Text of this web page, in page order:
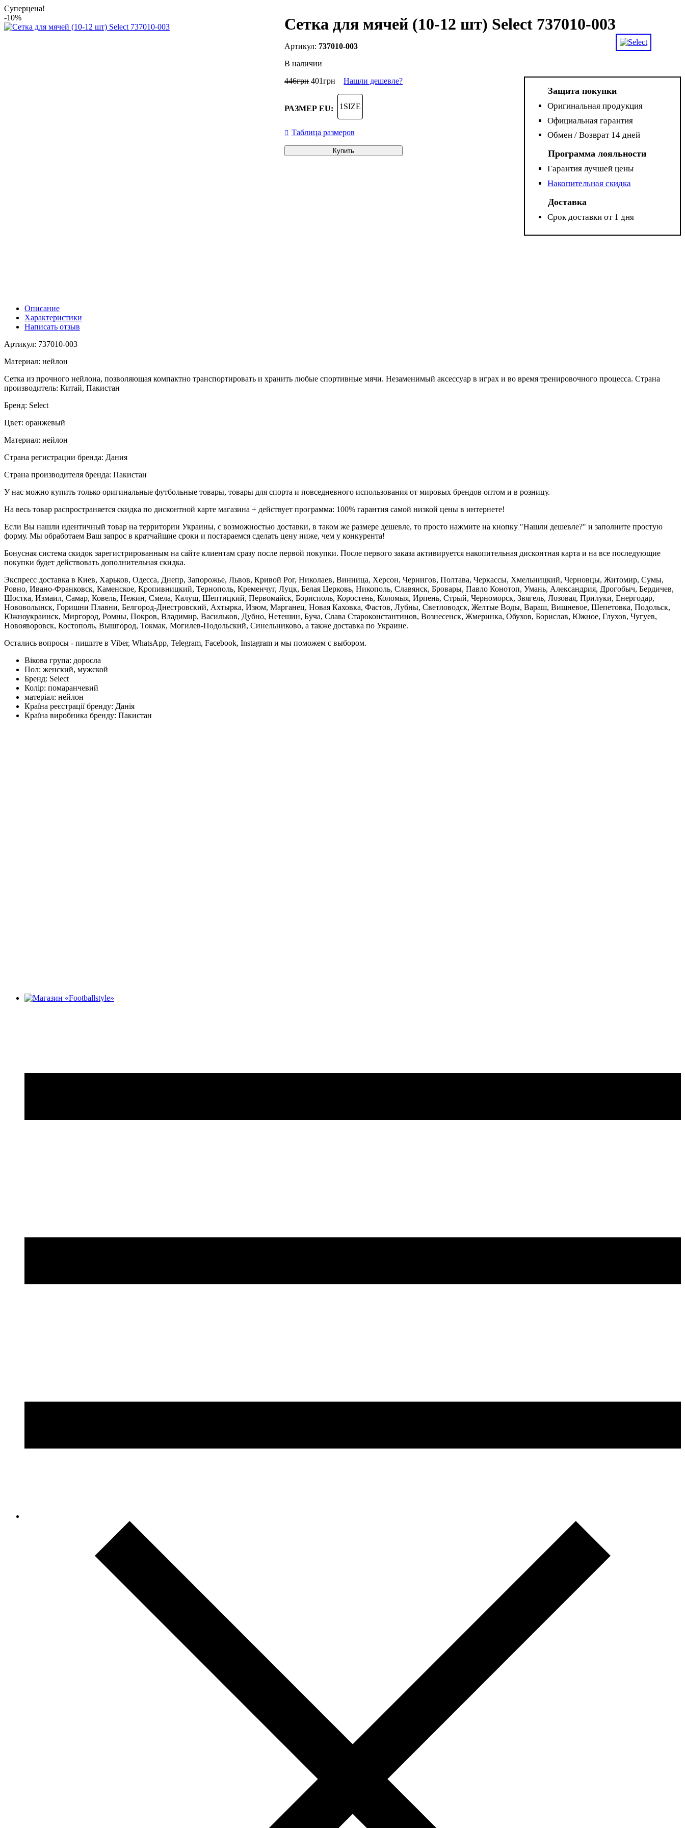
Суперцена!
-10%
Сетка для мячей (10-12 шт) Select 737010-003
737010-003
В наличии
446грн 401грн Нашли дешевле?
РАЗМЕР EU: 1SIZE
Таблица размеров
Купить
Защита покупки
Оригинальная продукция
Официальная гарантия
Обмен / Возврат 14 дней
Программа лояльности
Гарантия лучшей цены
Накопительная скидка
Доставка
Срок доставки от 1 дня
Описание
Характеристики
Написать отзыв
Артикул: 737010-003
Материал: нейлон
Сетка из прочного нейлона, позволяющая компактно транспортировать и хранить любые спортивные мячи. Незаменимый аксессуар в играх и во время тренировочного процесса. Страна
производитель: Китай, Пакистан
Бренд: Select
Цвет: оранжевый
Материал: нейлон
Страна регистрации бренда: Дания
Страна производителя бренда: Пакистан
У нас можно купить только оригинальные футбольные товары, товары для спорта и повседневного использования от мировых брендов оптом и в розницу.
На весь товар распространяется скидка по дисконтной карте магазина + действует программа: 100% гарантия самой низкой цены в интернете!
Если Вы нашли идентичный товар на территории Украины, с возможностью доставки, в таком же размере дешевле, то просто нажмите на кнопку "Нашли дешевле?" и заполните простую
форму. Мы обработаем Ваш запрос в кратчайшие сроки и постараемся сделать цену ниже, чем у конкурента!
Бонусная система скидок зарегистрированным на сайте клиентам сразу после первой покупки. После первого заказа активируется накопительная дисконтная карта и на все последующие
покупки будет действовать дополнительная скидка.
Экспресс доставка в Киев, Харьков, Одесса, Днепр, Запорожье, Львов, Кривой Рог, Николаев, Винница, Херсон, Чернигов, Полтава, Черкассы, Хмельницкий, Черновцы, Житомир, Сумы,
Ровно, Ивано-Франковск, Каменское, Кропивницкий, Тернополь, Кременчуг, Луцк, Белая Церковь, Никополь, Славянск, Бровары, Павло Конотоп, Умань, Александрия, Дрогобыч, Бердичев,
Шостка, Измаил, Самар, Ковель, Нежин, Смела, Калуш, Шептицкий, Первомайск, Борисполь, Коростень, Коломыя, Ирпень, Стрый, Черноморск, Звягель, Лозовая, Прилуки, Енергодар,
Нововолынск, Горишни Плавни, Белгород-Днестровский, Ахтырка, Изюм, Марганец, Новая Каховка, Фастов, Лубны, Светловодск, Желтые Воды, Вараш, Вишневое, Шепетовка, Подольск,
Южноукраинск, Миргород, Ромны, Покров, Владимир, Васильков, Дубно, Нетешин, Буча, Слава Староконстантинов, Вознесенск, Жмеринка, Обухов, Борислав, Южное, Глухов, Чугуев,
Новояворовск, Костополь, Вышгород, Токмак, Могилев-Подольский, Синельниково, а также доставка по Украине.
Остались вопросы - пишите в Viber, WhatsApp, Telegram, Facebook, Instagram и мы поможем с выбором.
Вікова група: доросла
Пол: женский, мужской
Бренд: Select
Колір: помаранчевий
матеріал: нейлон
Країна реєстрації бренду: Данія
Країна виробника бренду: Пакистан